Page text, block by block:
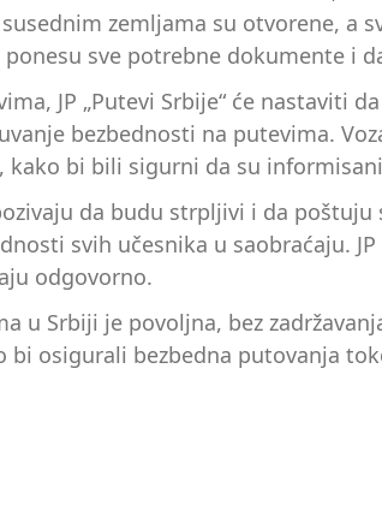
zemljama su otvorene, a
sve potrebne dokumente i
JP „Putevi Srbije“ će nastaviti
bezbednosti na putevima.
bi bili sigurni da su
da budu strpljivi i da
svih učesnika u saobraćaju.
odgovorno.
u Srbiji je povoljna, bez
bi osigurali bezbedna putovanja